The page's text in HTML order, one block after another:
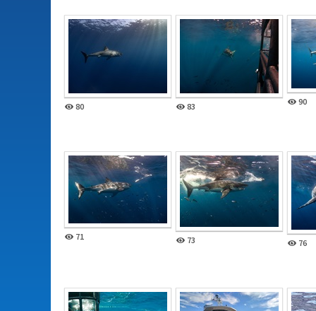
80 83 90
71 73 76